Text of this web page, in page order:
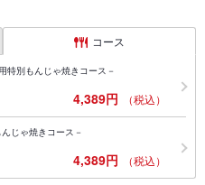
コース
特別もんじゃ焼きコース－
4,389円 （税込）
じゃ焼きコース－
4,389円 （税込）